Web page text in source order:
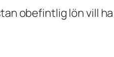
obefintlig lön vill